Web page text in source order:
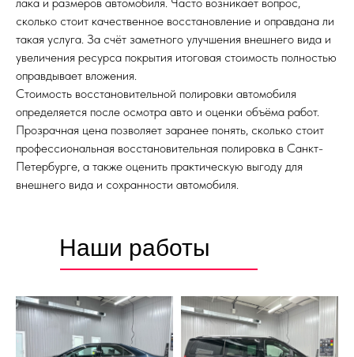
сколько стоит качественное восстановление и оправдана ли
такая услуга. За счёт заметного улучшения внешнего вида и
увеличения ресурса покрытия итоговая стоимость полностью
оправдывает вложения.
Стоимость восстановительной полировки автомобиля
определяется после осмотра авто и оценки объёма работ.
Прозрачная цена позволяет заранее понять, сколько стоит
профессиональная восстановительная полировка в Санкт-
Петербурге, а также оценить практическую выгоду для
внешнего вида и сохранности автомобиля.
Наши работы